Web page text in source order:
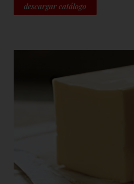
descargar catálogo